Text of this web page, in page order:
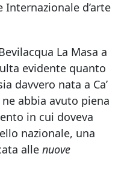
Internazionale d’arte
La Masa a
evidente quanto
davvero nata a Ca’
abbia avuto piena
in cui doveva
nazionale, una
alle nuove